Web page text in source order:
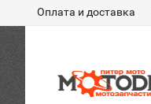
Оплата и доставка